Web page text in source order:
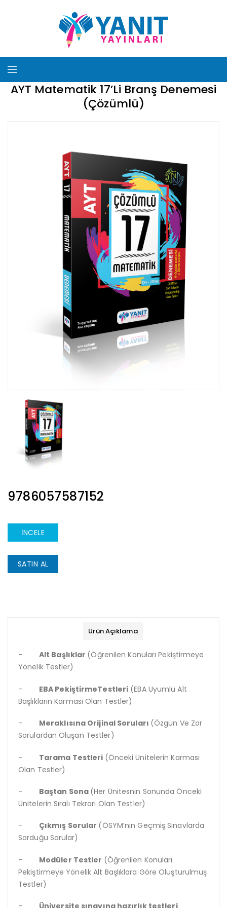
AYT Matematik 17’Li Branş Denemesi
(Çözümlü)
ISBN
9786057587152
İNCELE
SATIN AL
Ürün Açıklama
- Alt Başlıklar (Öğrenilen Konuları Pekiştirmeye
Yönelik Testler)
- EBA PekiştirmeTestleri (EBA Uyumlu Alt
Başlıkların Karması Olan Testler)
- Meraklısına Orijinal Soruları (Özgün Ve Zor
Sorulardan Oluşan Testler)
- Tarama Testleri (Önceki Ünitelerin Karması
Olan Testler)
- Baştan Sona (Her Ünitesnin Sonunda Önceki
Ünitelerin Sıralı Tekrarı Olan Testler)
- Çıkmış Sorular (ÖSYM’nin Geçmiş Sınavlarda
Sorduğu Sorular)
- Modüler Testler (Öğrenilen Konuları
Pekiştirmeye Yönelik Alt Başlıklara Göre Oluşturulmuş
Testler)